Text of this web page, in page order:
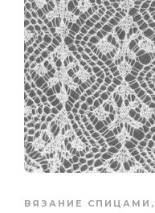
ВЯЗАНИЕ СПИЦАМИ ,